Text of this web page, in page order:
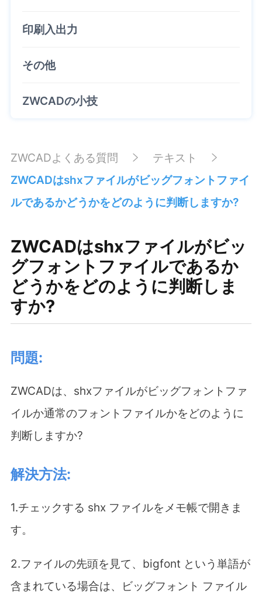
印刷入出力
その他
ZWCADの小技
ZWCADよくある質問
テキスト
ZWCADはshxファイルがビッグフォントファイ
ルであるかどうかをどのように判断しますか?
ZWCADはshxファイルがビッ
グフォントファイルであるか
どうかをどのように判断しま
すか?
問題:
ZWCADは、shxファイルがビッグフォントファ
イルか通常のフォントファイルかをどのように
判断しますか?
解決方法:
1.チェックする shx ファイルをメモ帳で開きま
す。
2.ファイルの先頭を見て、bigfont という単語が
含まれている場合は、ビッグフォント ファイル